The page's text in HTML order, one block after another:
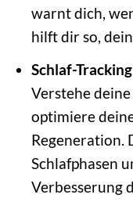
warnt dich,
hilft dir so,
Schlaf-
Verstehe
optimiere
Regeneration.
Schlafphasen
Verbesserung